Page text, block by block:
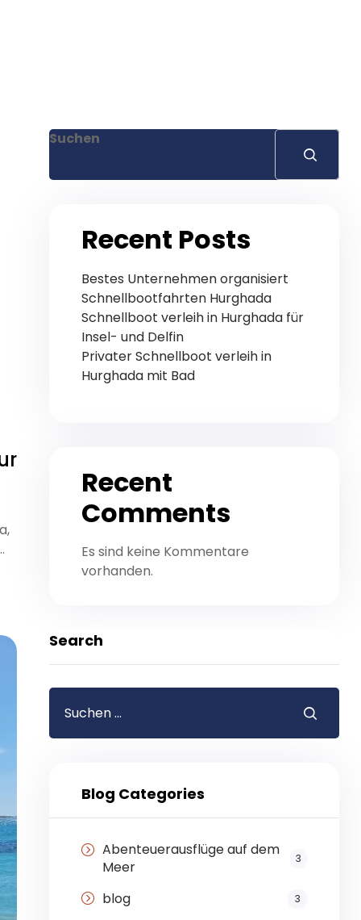
Suchen
Recent Posts
Bestes Unternehmen organisiert
Schnellbootfahrten Hurghada
Schnellboot verleih in Hurghada für
Insel- und Delfin
Privater Schnellboot verleih in
Hurghada mit Bad
Recent
Comments
Es sind keine Kommentare
vorhanden.
Search
Blog Categories
Abenteuerausflüge auf dem
Meer
3
blog 3